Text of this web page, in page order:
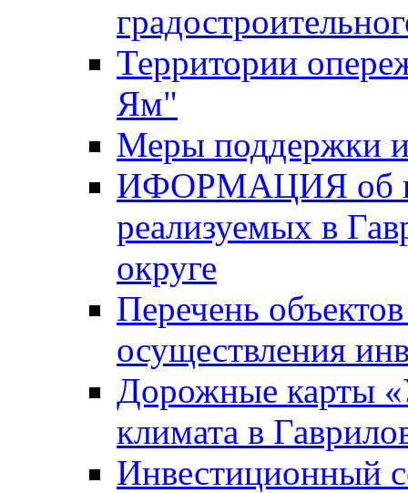
Территории
Ям"
Меры поддержки
ИФОРМАЦИЯ об
реализуемых в
округе
Перечень
осуществления
Дорожные карты
климата в
Инвестиционный